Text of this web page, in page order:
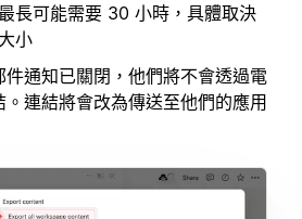
長可能需要 30 小時，具體取決
小
通知已關閉，他們將不會透過電
連結將會改為傳送至他們的應用